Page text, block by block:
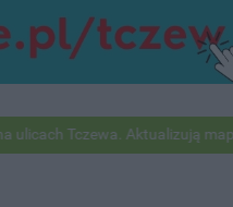
Tczewa. Aktualizują mapy